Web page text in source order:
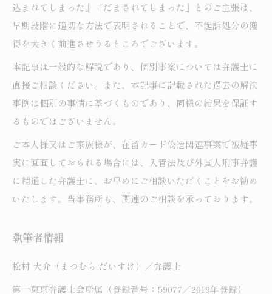
込まれてしまった」「だまされてしまった」とのご主張は、
早期段階に適切な方法で表明されることで、不起訴処分の獲
得を大きく前進させうるところでございます。
本記事は一般的な解説であり、個別事案については弁護士に
直接ご相談ください。また、本記事に記載された過去の解決
事例は個別の事情に基づくものであり、同様の結果を保証す
るものではございません。
ご本人様又はご家族様が、在留カード偽造関連事案で被疑事
実に直面しておられる場合には、入管法及び外国人刑事弁護
に精通した弁護士に、お早めにご相談いただくことをお勧め
いたします。当事務所も、関連のご相談を承っております。
執筆者情報
松村 大介（まつむら だいすけ）／弁護士
第一東京弁護士会所属（登録番号：59077／2019年登録）